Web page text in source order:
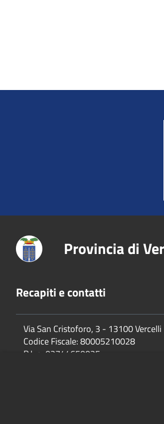
Provincia di
Recapiti e contatti
Via San Cristoforo, 3 - 13100 Vercelli
Codice Fiscale:80005210028
P.Iva: 02744650025